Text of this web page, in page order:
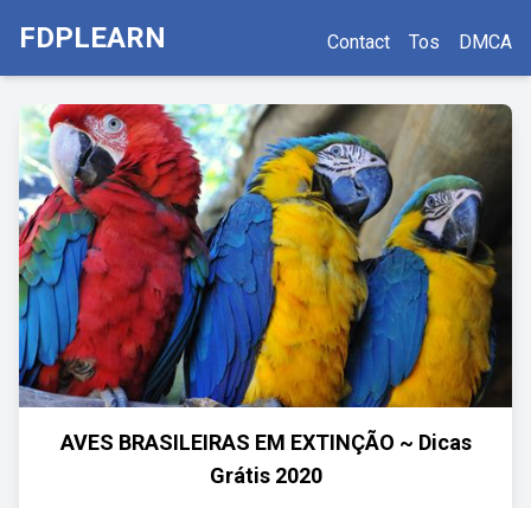
FDPLEARN Contact Tos DMCA
AVES BRASILEIRAS EM EXTINÇÃO ~ Dicas
Grátis 2020